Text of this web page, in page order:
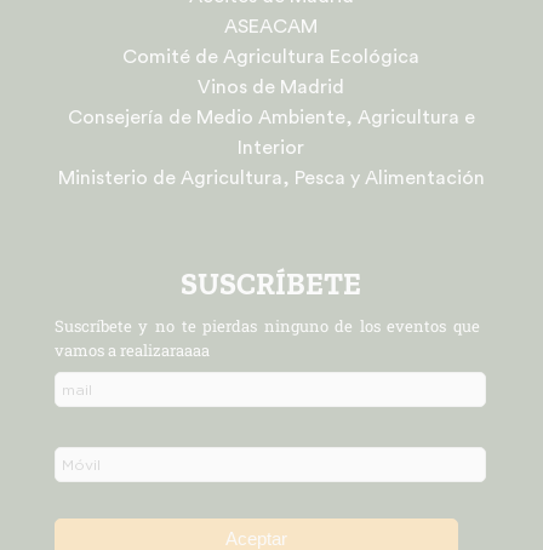
ASEACAM
Comité de Agricultura Ecológica
Vinos de Madrid
Consejería de Medio Ambiente, Agricultura e
Interior
Ministerio de Agricultura, Pesca y Alimentación
SUSCRÍBETE
Suscríbete y no te pierdas ninguno de los eventos que
vamos a realizaraaaa